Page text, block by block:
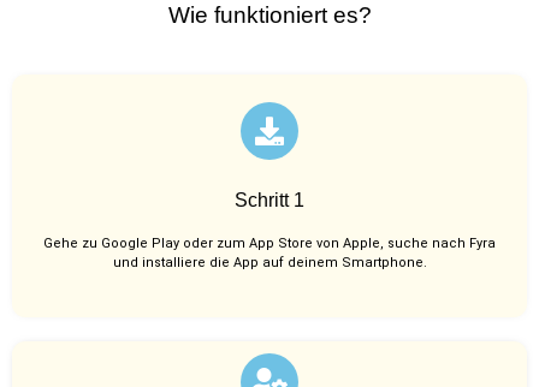
Wie funktioniert es?
Schritt 1
Gehe zu Google Play oder zum App Store von Apple, suche nach Fyra
und installiere die App auf deinem Smartphone.